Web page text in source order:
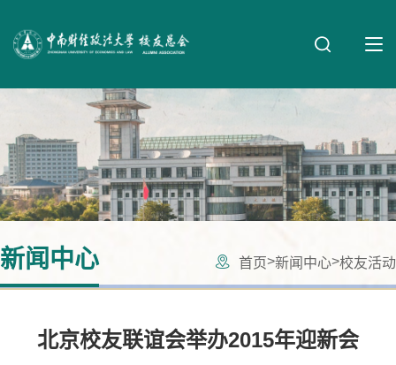
新闻中心 首页>新闻中心>校友活动
北京校友联谊会举办2015年迎新会